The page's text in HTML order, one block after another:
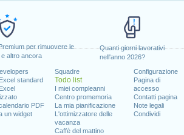
per rimuovere le
e altro ancora
Quanti giorni lavorativi
nell'anno 2026?
standard
PDF
un widget
Squadre
Todo list
I miei compleanni
Centro promemoria
La mia pianificazione
L'ottimizzatore delle
vacanza
Caffè del mattino
Configurazione
Pagina di
accesso
Contatti pagina
Note legali
Condividi